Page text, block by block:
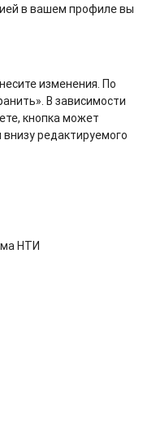
в вашем профиле вы
изменения. По
В зависимости
кнопка может
редактируемого
НТИ